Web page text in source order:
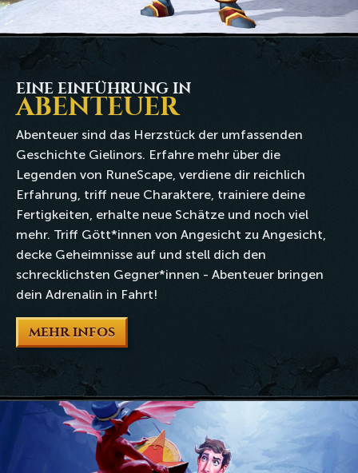
EINE EINFÜHRUNG IN
ABENTEUER
Abenteuer sind das Herzstück der umfassenden
Geschichte Gielinors. Erfahre mehr über die
Legenden von RuneScape, verdiene dir reichlich
Erfahrung, triff neue Charaktere, trainiere deine
Fertigkeiten, erhalte neue Schätze und noch viel
mehr. Triff Gött*innen von Angesicht zu Angesicht,
decke Geheimnisse auf und stell dich den
schrecklichsten Gegner*innen - Abenteuer bringen
dein Adrenalin in Fahrt!
MEHR INFOS